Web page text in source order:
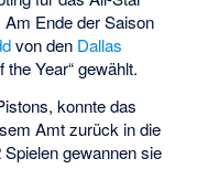
Ende der Saison
von den Dallas
Year“ gewählt.
konnte das
Amt zurück in die
gewannen sie